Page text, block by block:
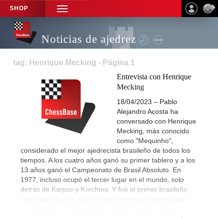
SHOP
TOGGLE
NAVIGATION
Noticias de ajedrez
tag: Henrique Mecking - Página 1
Entrevista con Henrique
Mecking
18/04/2023 – Pablo
Alejandro Acosta ha
conversado con Henrique
Mecking, más conocido
como "Mequinho",
considerado el mejor ajedrecista brasileño de todos los
tiempos. A los cuatro años ganó su primer tablero y a los
13 años ganó el Campeonato de Brasil Absoluto. En
1977, incluso ocupó el tercer lugar en el mundo, solo
detrás de Karpov y Korchnoi. Y fue el primer brasileño